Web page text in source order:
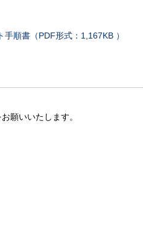
順書（PDF形式：1,167KB ）
願いいたします。